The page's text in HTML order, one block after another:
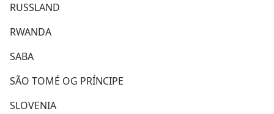
RUSSLAND
RWANDA
SABA
SÃO TOMÉ OG PRÍNCIPE
SLOVENIA